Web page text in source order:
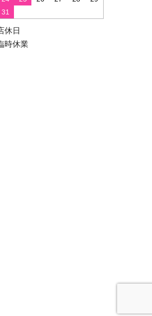
31
休日
時休業